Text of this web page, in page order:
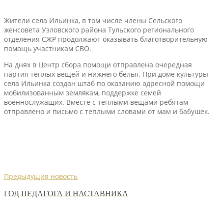
Жители села Ильинка, в том числе члены Сельского
женсовета Узловского района Тульского регионального
отделения СЖР продолжают оказывать благотворительную
помощь участникам СВО.
На днях в Центр сбора помощи отправлена очередная
партия теплых вещей и нижнего белья. При доме культуры
села Ильинка создан штаб по оказанию адресной помощи
мобилизованным землякам, поддержке семей
военнослужащих. Вместе с теплыми вещами ребятам
отправлено и письмо с теплыми словами от мам и бабушек.
Предыдущия новость
ГОД ПЕДАГОГА И НАСТАВНИКА